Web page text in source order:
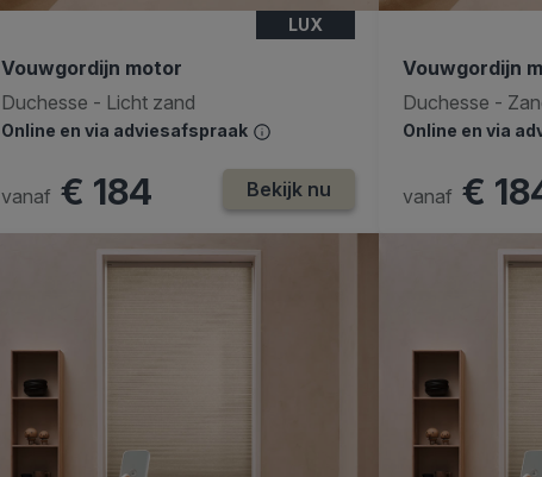
LUX
Vouwgordijn motor
Duchesse - Licht zand
Online en via adviesafspraak
vanaf € 184 Bekijk nu
Vouwgordijn
Duchesse -
Online en via
vanaf €